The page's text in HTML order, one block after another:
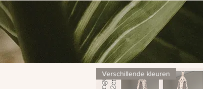
Verschillende kleuren